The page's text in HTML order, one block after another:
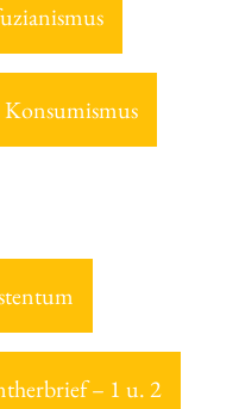
Konsumismus
– 1 u. 2